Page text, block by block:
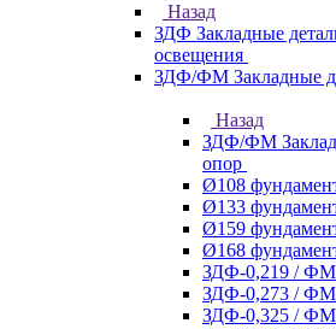
Назад
ЗДФ Закладные
освещения
ЗДФ/ФМ Закладные
Назад
ЗДФ/ФМ
опор
Ø108
Ø133
Ø159
Ø168
ЗДФ-0,219 /
ЗДФ-0,273 /
ЗДФ-0,325 /